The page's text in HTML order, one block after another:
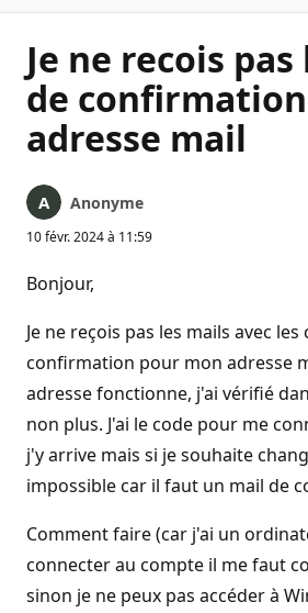
Je ne recois pas
de
adresse mail
Anonyme
10 févr. 2024 à 11:59
Bonjour,
Je ne reçois pas les mails avec les
confirmation pour mon adresse
adresse fonctionne, j'ai vérifié
non plus. J'ai le code pour me
j'y arrive mais si je souhaite
impossible car il faut un mail de
Comment faire (car j'ai un
connecter au compte il me faut
sinon je ne peux pas accéder à